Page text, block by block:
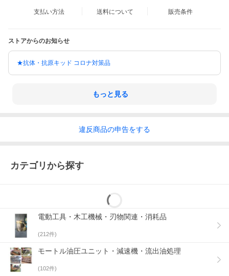
支払い方法 送料について 販売条件
ストアからのお知らせ
★抗体・抗原キッド コロナ対策品
もっと見る
違反商品の申告をする
カテゴリから探す
電動工具・木工機械・刃物関連・消耗品
(212件)
モートル油圧ユニット・減速機・流出油処理
(102件)